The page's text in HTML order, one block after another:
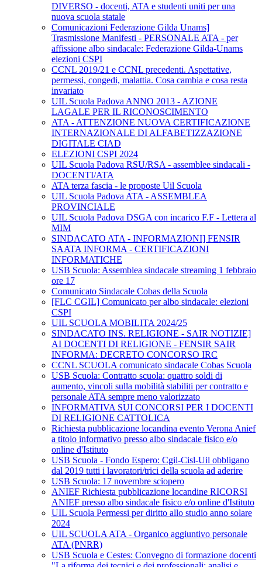
DIVERSO - docenti, ATA e studenti uniti per una
nuova scuola statale
Comunicazioni Federazione Gilda Unams]
Trasmissione Manifesti - PERSONALE ATA - per
affissione albo sindacale: Federazione Gilda-Unams
elezioni CSPI
CCNL 2019/21 e CCNL precedenti. Aspettative,
permessi, congedi, malattia. Cosa cambia e cosa resta
invariato
UIL Scuola Padova ANNO 2013 - AZIONE
LAGALE PER IL RICONOSCIMENTO
ATA - ATTENZIONE NUOVA CERTIFICAZIONE
INTERNAZIONALE DI ALFABETIZZAZIONE
DIGITALE CIAD
ELEZIONI CSPI 2024
UIL Scuola Padova RSU/RSA - assemblee sindacali -
DOCENTI/ATA
ATA terza fascia - le proposte Uil Scuola
UIL Scuola Padova ATA - ASSEMBLEA
PROVINCIALE
UIL Scuola Padova DSGA con incarico F.F - Lettera al
MIM
SINDACATO ATA - INFORMAZIONI] FENSIR
SAATA INFORMA - CERTIFICAZIONI
INFORMATICHE
USB Scuola: Assemblea sindacale streaming 1 febbraio
ore 17
Comunicato Sindacale Cobas della Scuola
[FLC CGIL] Comunicato per albo sindacale: elezioni
CSPI
UIL SCUOLA MOBILITA 2024/25
SINDACATO INS. RELIGIONE - SAIR NOTIZIE]
AI DOCENTI DI RELIGIONE - FENSIR SAIR
INFORMA: DECRETO CONCORSO IRC
CCNL SCUOLA comunicato sindacale Cobas Scuola
USB Scuola: Contratto scuola: quattro soldi di
aumento, vincoli sulla mobilità stabiliti per contratto e
personale ATA sempre meno valorizzato
INFORMATIVA SUI CONCORSI PER I DOCENTI
DI RELIGIONE CATTOLICA
Richiesta pubblicazione locandina evento Verona Anief
a titolo informativo presso albo sindacale fisico e/o
online d'Istituto
USB Scuola - Fondo Espero: Cgil-Cisl-Uil obbligano
dal 2019 tutti i lavoratori/trici della scuola ad aderire
USB Scuola: 17 novembre sciopero
ANIEF Richiesta pubblicazione locandine RICORSI
ANIEF presso albo sindacale fisico e/o online d'Istituto
UIL Scuola Permessi per diritto allo studio anno solare
2024
UIL SCUOLA ATA - Organico aggiuntivo personale
ATA (PNRR)
USB Scuola e Cestes: Convegno di formazione docenti